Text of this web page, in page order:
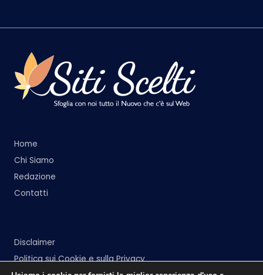
Home
Chi Siamo
Redazione
Contatti
Disclaimer
Politica sui Cookie e sulla Privacy